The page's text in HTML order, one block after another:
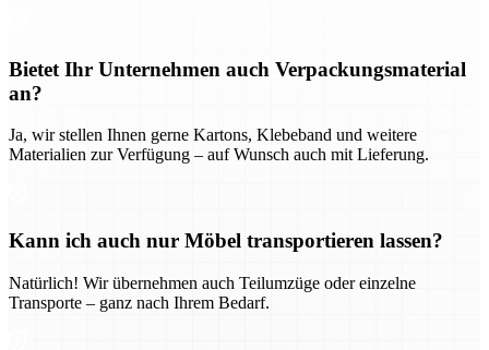
Bietet Ihr Unternehmen auch Verpackungsmaterial
an?
Ja, wir stellen Ihnen gerne Kartons, Klebeband und weitere
Materialien zur Verfügung – auf Wunsch auch mit Lieferung.
Kann ich auch nur Möbel transportieren lassen?
Natürlich! Wir übernehmen auch Teilumzüge oder einzelne
Transporte – ganz nach Ihrem Bedarf.